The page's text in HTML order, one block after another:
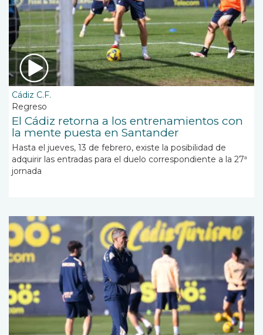
Cádiz C.F.
Regreso
El Cádiz retorna a los entrenamientos con
la mente puesta en Santander
Hasta el jueves, 13 de febrero, existe la posibilidad de
adquirir las entradas para el duelo correspondiente a la 27ª
jornada